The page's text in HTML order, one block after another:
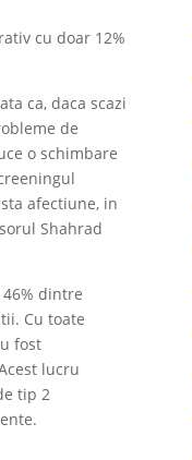
cu doar 12%
ca, daca scazi
de
o schimbare
afectiune, in
Shahrad
dintre
Cu toate
fost
lucru
tip 2